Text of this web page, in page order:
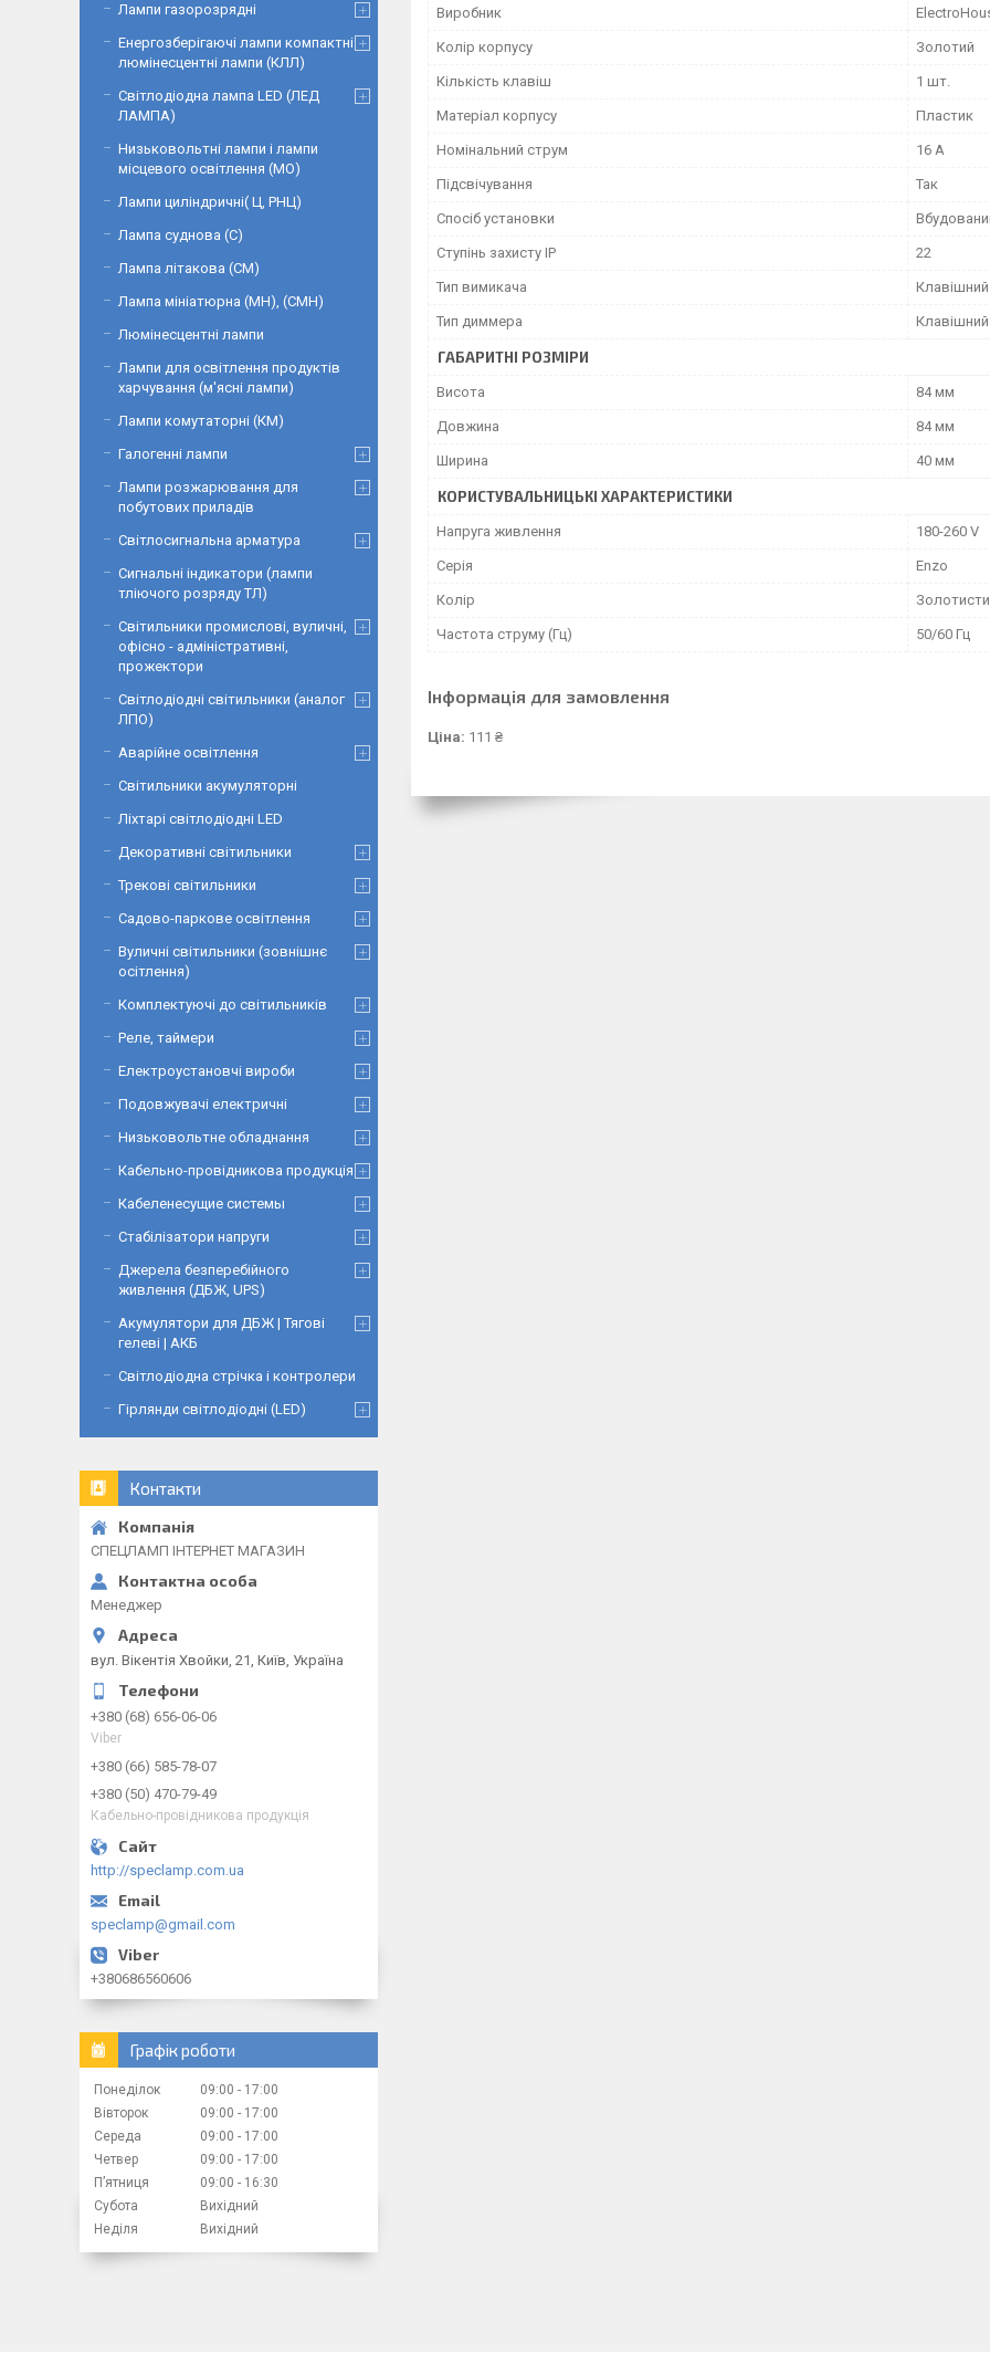
Виробник
Колір корпусу Золотий
Кількість клавіш 1 шт.
Матеріал корпусу Пластик
Номінальний струм 16 А
Підсвічування Так
Спосіб установки
Ступінь захисту IP 22
Тип вимикача Клавішний
Тип диммера Клавішний
ГАБАРИТНІ РОЗМІРИ
Висота 84 мм
Довжина 84 мм
Ширина 40 мм
КОРИСТУВАЛЬНИЦЬКІ ХАРАКТЕРИСТИКИ
Напруга живлення 180-260 V
Серія Enzo
Колір
Частота струму (Гц) 50/60 Гц
Інформація для замовлення
Ціна: 111 ₴
Лампи газорозрядні
Енергозберігаючі лампи компактні
люмінесцентні лампи (КЛЛ)
Світлодіодна лампа LED (ЛЕД
ЛАМПА)
Низьковольтні лампи і лампи
місцевого освітлення (МО)
Лампи циліндричні( Ц, РНЦ)
Лампа суднова (С)
Лампа літакова (СМ)
Лампа мініатюрна (МН), (СМН)
Люмінесцентні лампи
Лампи для освітлення продуктів
харчування (м'ясні лампи)
Лампи комутаторні (КМ)
Галогенні лампи
Лампи розжарювання для
побутових приладів
Світлосигнальна арматура
Сигнальні індикатори (лампи
тліючого розряду ТЛ)
Світильники промислові, вуличні,
офісно - адміністративні,
прожектори
Світлодіодні світильники (аналог
ЛПО)
Аварійне освітлення
Світильники акумуляторні
Ліхтарі світлодіодні LED
Декоративні світильники
Трекові світильники
Садово-паркове освітлення
Вуличні світильники (зовнішнє
осітлення)
Комплектуючі до світильників
Реле, таймери
Електроустановчі вироби
Подовжувачі електричні
Низьковольтне обладнання
Кабельно-провідникова продукція
Кабеленесущие системы
Стабілізатори напруги
Джерела безперебійного
живлення (ДБЖ, UPS)
Акумулятори для ДБЖ | Тягові
гелеві | АКБ
Світлодіодна стрічка і контролери
Гірлянди світлодіодні (LED)
Контакти
СПЕЦЛАМП ІНТЕРНЕТ МАГАЗИН
Менеджер
вул. Вікентія Хвойки, 21, Київ, Україна
+380 (68) 656-06-06
Viber
+380 (66) 585-78-07
+380 (50) 470-79-49
Кабельно-провідникова продукція
http://speclamp.com.ua
speclamp@gmail.com
+380686560606
Графік роботи
Понеділок 09:00
17:00
Вівторок
09:00
17:00
Середа
09:00
17:00
Четвер
09:00
17:00
Пʼятниця
09:00
16:30
Субота
Вихідний
Неділя
Вихідний